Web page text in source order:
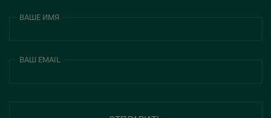
ВАШЕ ИМЯ
ВАШ EMAIL